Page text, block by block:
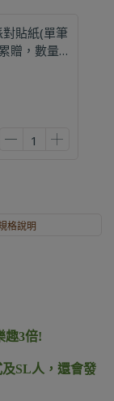
貼紙(單筆
贈，數量
格說明
趣3倍!
SL人，還會發